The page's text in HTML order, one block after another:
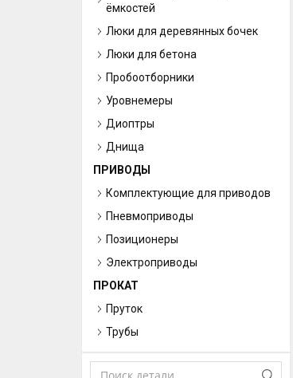
ёмкостей
Люки для деревянных бочек
Люки для бетона
Пробоотборники
Уровнемеры
Диоптры
Днища
ПРИВОДЫ
Комплектующие для приводов
Пневмоприводы
Позиционеры
Электроприводы
ПРОКАТ
Пруток
Трубы